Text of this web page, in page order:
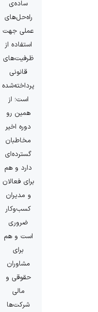
ساده‌ی
راه‌حل‌های
عملی جهت
استفاده از
ظرفیت‌های
قانونی
پرداخته‌شده
است؛ از
همین رو
دوره اخیر
مخاطبان
گسترده‌ای
دارد و هم
برای فعالان
و مدیران
کسب‌وکار
ضروری
است و هم
برای
مشاوران
حقوقی و
مالی
شرکت‌ها